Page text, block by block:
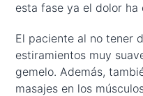
esta fase ya el dolor
El paciente al no tener
estiramientos muy
gemelo. Además,
masajes en los